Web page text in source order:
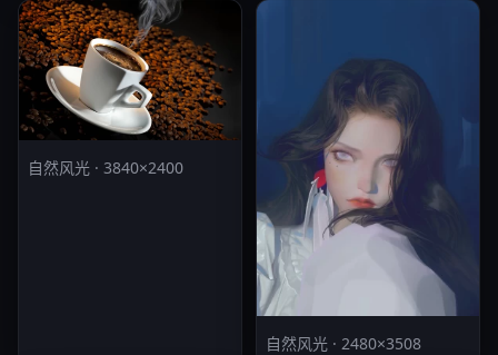
自然风光 · 3840×2400
自然风光 · 2480×3508